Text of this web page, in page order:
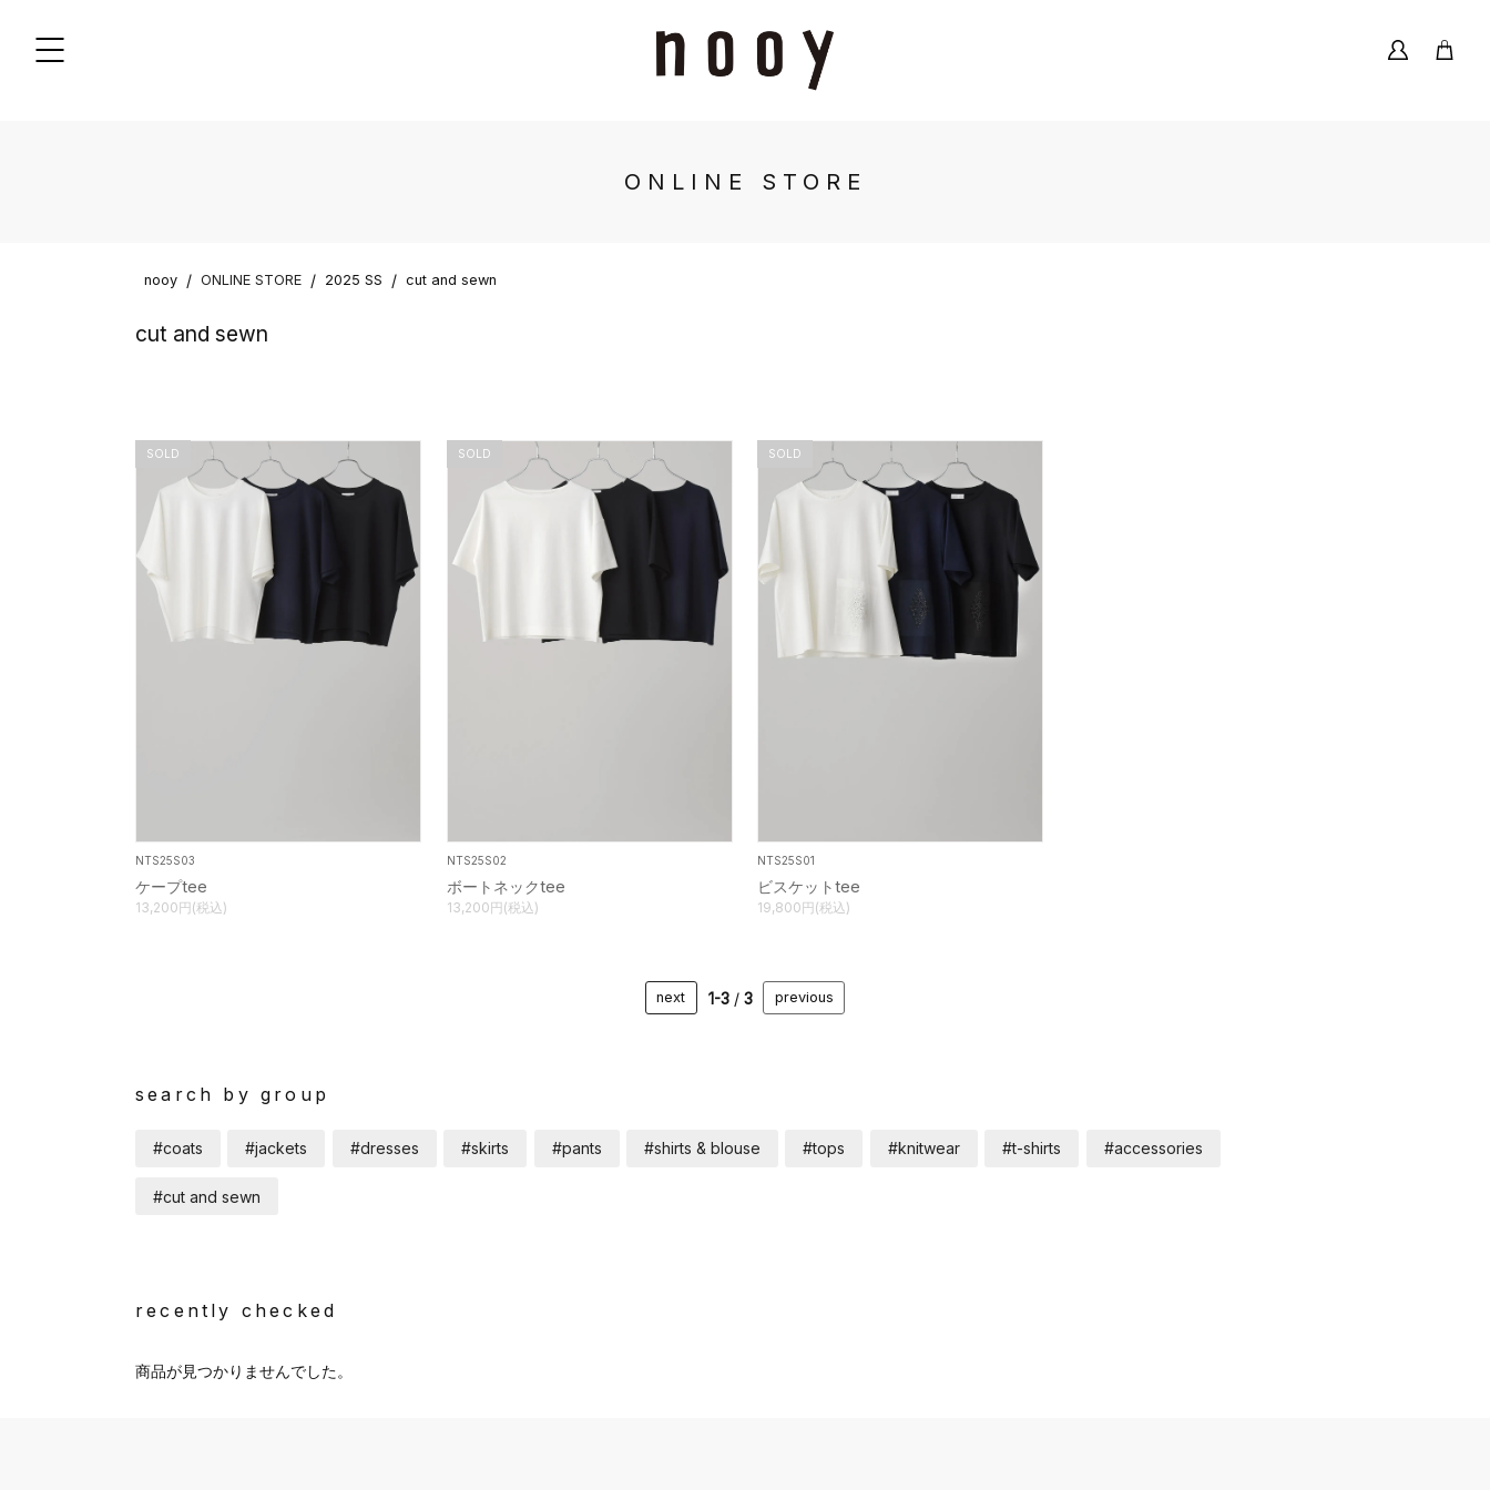
ONLINE STORE
nooy / ONLINE STORE / 2025 SS / cut and sewn
cut and sewn
NTS25S03
ケープtee
SOLD
13,200円(税込)
NTS25S02
ボートネックtee
SOLD
13,200円(税込)
NTS25S01
ビスケットtee
SOLD
19,800円(税込)
next 1-3 / 3 previous
search by group
#coats #jackets #dresses #skirts #pants #shirts & blouse #tops #knitwear #t-shirts #accessories
#cut and sewn
recently checked
商品が見つかりませんでした。